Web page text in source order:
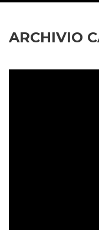
ARCHIVIO